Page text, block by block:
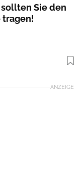
Sie den
tragen!
Foto: Benjamin Hahn
ANZEIGE